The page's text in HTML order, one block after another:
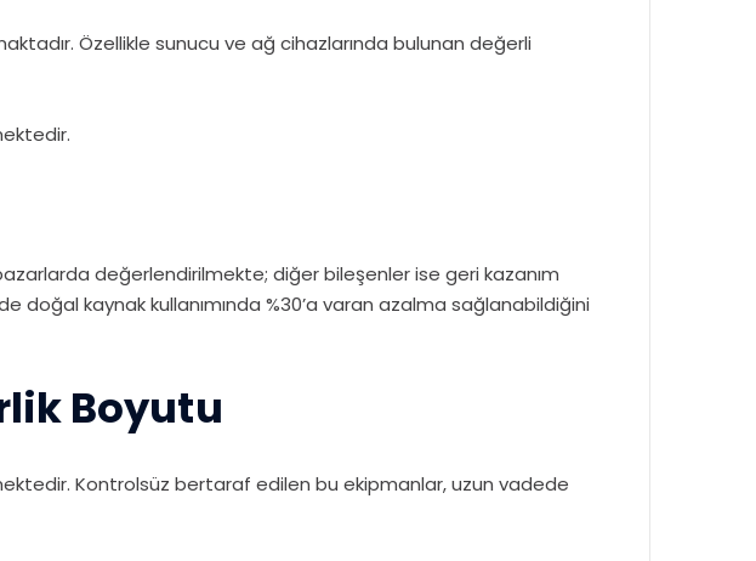
Özellikle sunucu ve ağ cihazlarında bulunan değerli
değerlendirilmekte; diğer bileşenler ise geri kazanım
kaynak kullanımında %30’a varan azalma sağlanabildiğini
Boyutu
Kontrolsüz bertaraf edilen bu ekipmanlar, uzun vadede